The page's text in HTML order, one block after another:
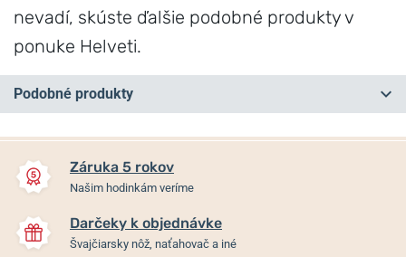
nevadí, skúste ďalšie podobné produkty v
ponuke Helveti.
Podobné produkty
Záruka 5 rokov
Našim hodinkám veríme
Darčeky k objednávke
Švajčiarsky nôž, naťahovač a iné